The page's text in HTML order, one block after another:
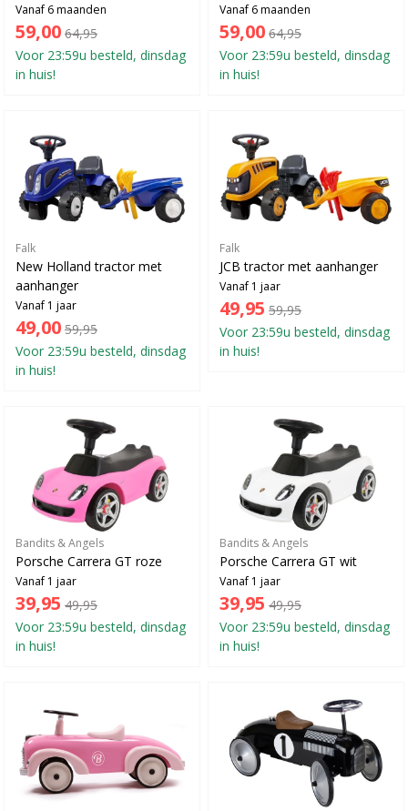
Vanaf 6 maanden
59,00 64,95
Voor 23:59u besteld, dinsdag
in huis!
Vanaf 6 maanden
59,00 64,95
Voor 23:59u besteld, dinsdag
in huis!
Falk
New Holland tractor met
aanhanger
Vanaf 1 jaar
49,00 59,95
Voor 23:59u besteld, dinsdag
in huis!
Falk
JCB tractor met aanhanger
Vanaf 1 jaar
49,95 59,95
Voor 23:59u besteld, dinsdag
in huis!
Bandits & Angels
Porsche Carrera GT roze
Vanaf 1 jaar
39,95 49,95
Voor 23:59u besteld, dinsdag
in huis!
Bandits & Angels
Porsche Carrera GT wit
Vanaf 1 jaar
39,95 49,95
Voor 23:59u besteld, dinsdag
in huis!